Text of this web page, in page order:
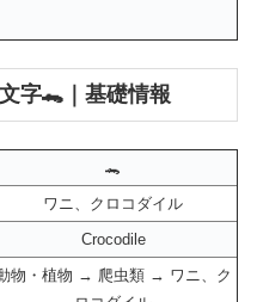
字🐊｜基礎情報
🐊
ワニ、クロコダイル
Crocodile
物・植物 → 爬虫類 → ワニ、ク